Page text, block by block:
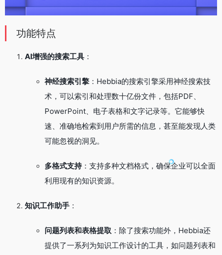
功能特点
AI增强的搜索工具 ：
神经搜索引擎 ：Hebbia的搜索引擎采用神经搜索技
术，可以索引和处理数十亿份文件，包括PDF、
PowerPoint、电子表格和文字记录等。它能够快
速、准确地检索到用户所需的信息，甚至能发现人类
可能忽视的洞见。
多格式支持：支持多种文档格式，确保企业可以全面
利用现有的知识资源。
知识工作助手 ：
问题列表和表格提取 ：除了搜索功能外，Hebbia还
提供了一系列为知识工作设计的工具，如问题列表和